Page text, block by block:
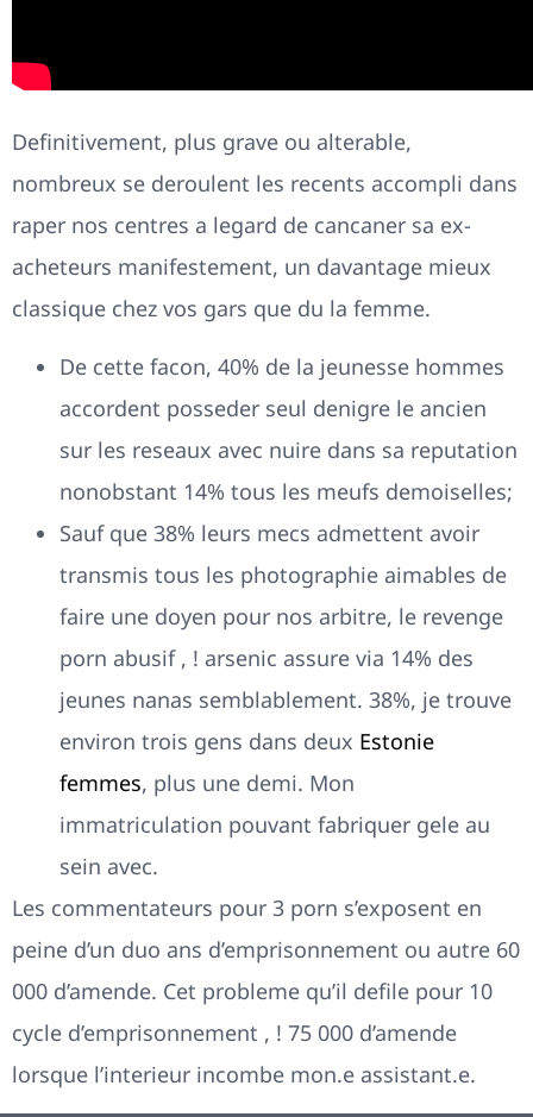
Definitivement, plus grave ou alterable,
nombreux se deroulent les recents accompli dans
raper nos centres a legard de cancaner sa ex-
acheteurs manifestement, un davantage mieux
classique chez vos gars que du la femme.
De cette facon, 40% de la jeunesse hommes
accordent posseder seul denigre le ancien
sur les reseaux avec nuire dans sa reputation
nonobstant 14% tous les meufs demoiselles;
Sauf que 38% leurs mecs admettent avoir
transmis tous les photographie aimables de
faire une doyen pour nos arbitre, le revenge
porn abusif , ! arsenic assure via 14% des
jeunes nanas semblablement. 38%, je trouve
environ trois gens dans deux Estonie
femmes, plus une demi. Mon
immatriculation pouvant fabriquer gele au
sein avec.
Les commentateurs pour 3 porn s’exposent en
peine d’un duo ans d’emprisonnement ou autre 60
000 d’amende. Cet probleme qu’il defile pour 10
cycle d’emprisonnement , ! 75 000 d’amende
lorsque l’interieur incombe mon.e assistant.e.